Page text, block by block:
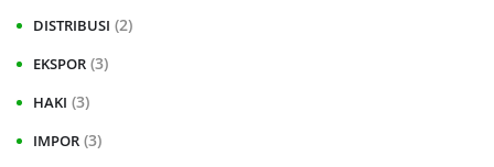
DISTRIBUSI (2)
EKSPOR (3)
HAKI (3)
IMPOR (3)